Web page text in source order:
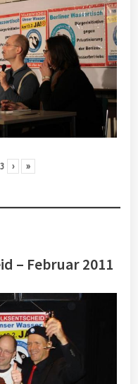
3 › »
– Februar 2011